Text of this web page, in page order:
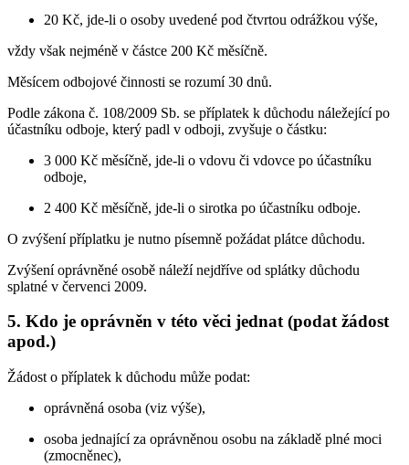
20 Kč, jde-li o osoby uvedené pod čtvrtou odrážkou výše,
vždy však nejméně v částce 200 Kč měsíčně.
Měsícem odbojové činnosti se rozumí 30 dnů.
Podle zákona č. 108/2009 Sb. se příplatek k důchodu náležející po
účastníku odboje, který padl v odboji, zvyšuje o částku:
3 000 Kč měsíčně, jde-li o vdovu či vdovce po účastníku
odboje,
2 400 Kč měsíčně, jde-li o sirotka po účastníku odboje.
O zvýšení příplatku je nutno písemně požádat plátce důchodu.
Zvýšení oprávněné osobě náleží nejdříve od splátky důchodu
splatné v červenci 2009.
5. Kdo je oprávněn v této věci jednat (podat žádost
apod.)
Žádost o příplatek k důchodu může podat:
oprávněná osoba (viz výše),
osoba jednající za oprávněnou osobu na základě plné moci
(zmocněnec),